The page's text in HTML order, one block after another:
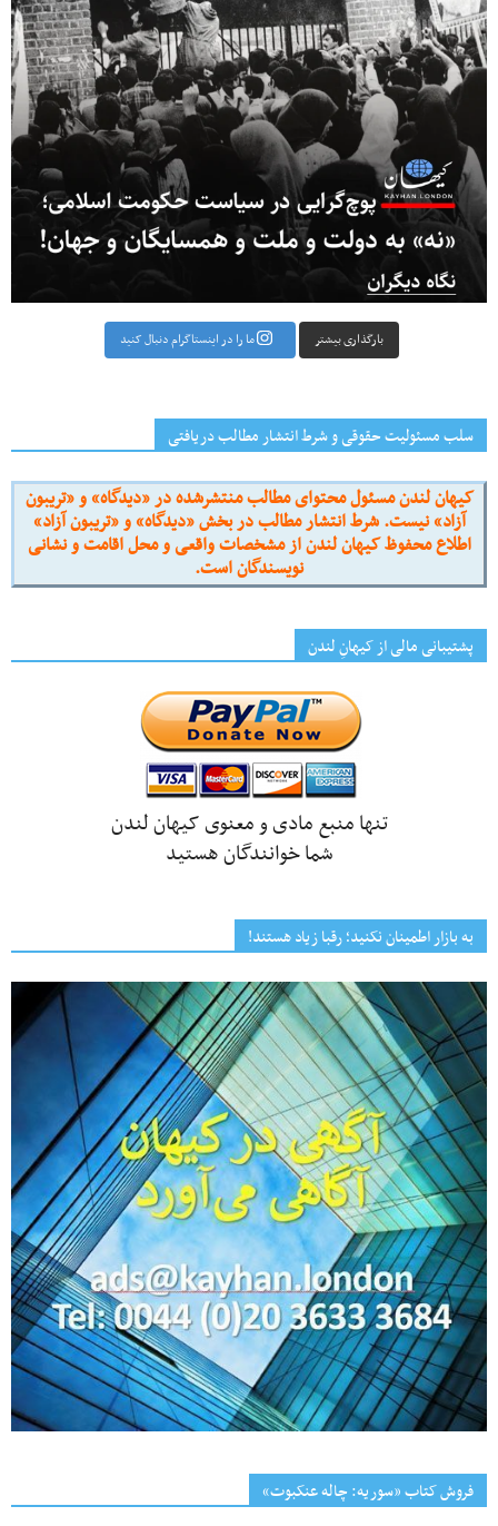
بارگذاری بیشتر ما را در اینستاگرام دنبال کنید
سلب مسئولیت حقوقی و شرط انتشار مطالب دریافتی
کیهان لندن مسئول محتوای مطالب منتشرشده در «دیدگاه» و «تریبون
آزاد» نیست. شرط انتشار مطالب در بخش «دیدگاه» و «تریبون آزاد»
اطلاع محفوظ کیهان لندن از مشخصات واقعی و محل اقامت و نشانی
نویسندگان است.
پشتیبانی مالی از کیهانِ لندن
تنها منبع مادی و معنوی کیهان لندن
شما خوانندگان هستید
به بازار اطمینان نکنید؛ رقبا زیاد هستند!
فروش کتاب «سوریه: چاله عنکبوت»